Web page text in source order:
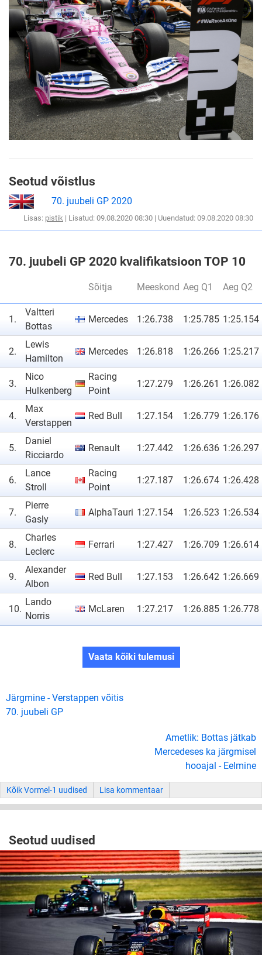
Seotud võistlus
70. juubeli GP 2020
Lisas: pistik | Lisatud: 09.08.2020 08:30 | Uuendatud: 09.08.2020 08:30
70. juubeli GP 2020 kvalifikatsioon TOP 10
Sõitja Meeskond Aeg Q1 Aeg Q2
1.
Valtteri
Bottas
Mercedes 1:26.738 1:25.785 1:25.154
2.
Lewis
Hamilton
Mercedes 1:26.818 1:26.266 1:25.217
3.
Nico
Hulkenberg
Racing
Point
1:27.279 1:26.261 1:26.082
4.
Max
Verstappen
Red Bull 1:27.154 1:26.779 1:26.176
5.
Daniel
Ricciardo
Renault 1:27.442 1:26.636 1:26.297
6.
Lance
Stroll
Racing
Point
1:27.187 1:26.674 1:26.428
7.
Pierre
Gasly
AlphaTauri 1:27.154 1:26.523 1:26.534
8.
Charles
Leclerc
Ferrari 1:27.427 1:26.709 1:26.614
9.
Alexander
Albon
Red Bull 1:27.153 1:26.642 1:26.669
10.
Lando
Norris
McLaren 1:27.217 1:26.885 1:26.778
Vaata kõiki tulemusi
Järgmine - Verstappen võitis
70. juubeli GP
Ametlik: Bottas jätkab
Mercedeses ka järgmisel
hooajal - Eelmine
Kõik Vormel-1 uudised Lisa kommentaar
Seotud uudised